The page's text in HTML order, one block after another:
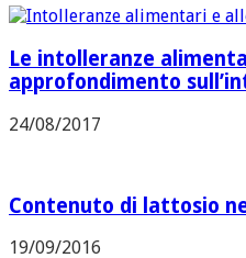
Le intolleranze
approfondimento
24/08/2017
Contenuto di lattosio
19/09/2016